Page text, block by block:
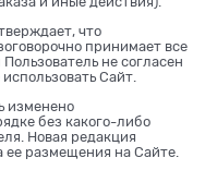
что
принимает все
не согласен
Сайт.
изменено
без какого-либо
Новая редакция
ее размещения на Сайте.